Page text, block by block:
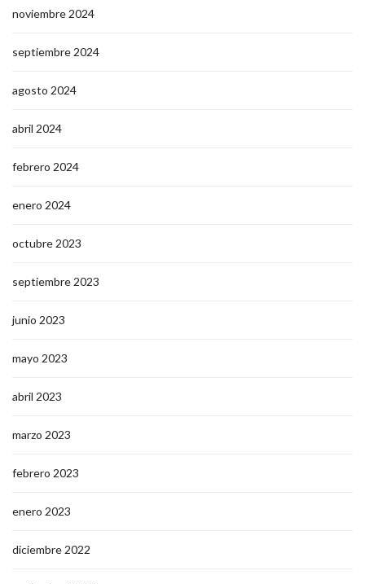
noviembre 2024
septiembre 2024
agosto 2024
abril 2024
febrero 2024
enero 2024
octubre 2023
septiembre 2023
junio 2023
mayo 2023
abril 2023
marzo 2023
febrero 2023
enero 2023
diciembre 2022